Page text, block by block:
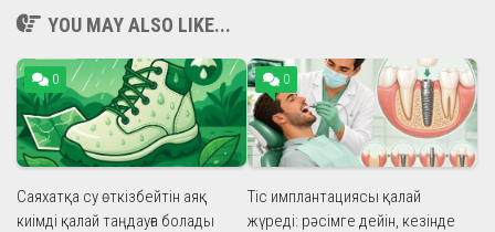
YOU MAY ALSO LIKE...
0
Саяхатқа су өткізбейтін аяқ
киімді қалай таңдауға болады
0
Тіс имплантациясы қалай
жүреді: рәсімге дейін, кезінде